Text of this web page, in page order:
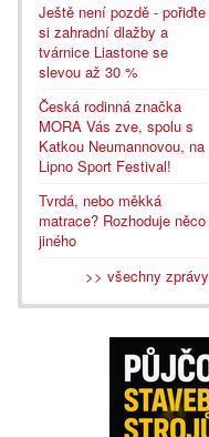
Ještě není pozdě - pořiďte
si zahradní dlažby a
tvárnice Liastone se
slevou až 30 %
Česká rodinná značka
MORA Vás zve, spolu s
Katkou Neumannovou, na
Lipno Sport Festival!
Tvrdá, nebo měkká
matrace? Rozhoduje něco
jiného
>> všechny zprávy